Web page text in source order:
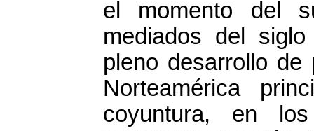
el momento del
mediados del
pleno desarrollo
Norteamérica
coyuntura, en